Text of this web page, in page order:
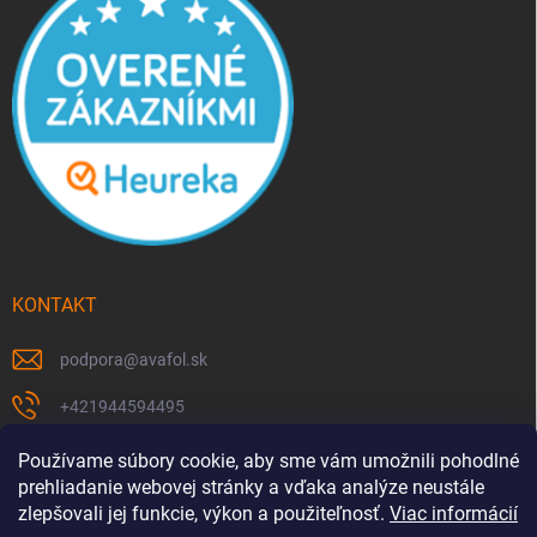
Používame súbory cookie, aby sme vám umožnili pohodlné
prehliadanie webovej stránky a vďaka analýze neustále
zlepšovali jej funkcie, výkon a použiteľnosť. Viac informácií
KONTAKT
podpora@avafol.sk
+421944594495
https://www.facebook.com/p/avafolsk-100091961793102/
avafol.sk/